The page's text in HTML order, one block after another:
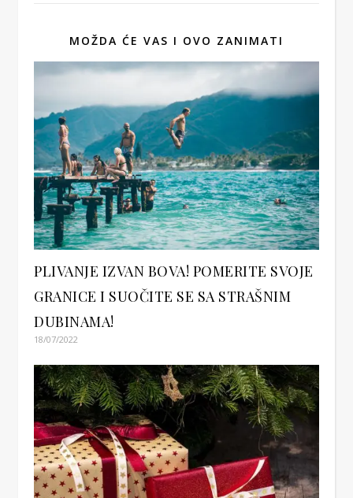
MOŽDA ĆE VAS I OVO ZANIMATI
PLIVANJE IZVAN BOVA! POMERITE SVOJE
GRANICE I SUOČITE SE SA STRAŠNIM
DUBINAMA!
18/07/2022